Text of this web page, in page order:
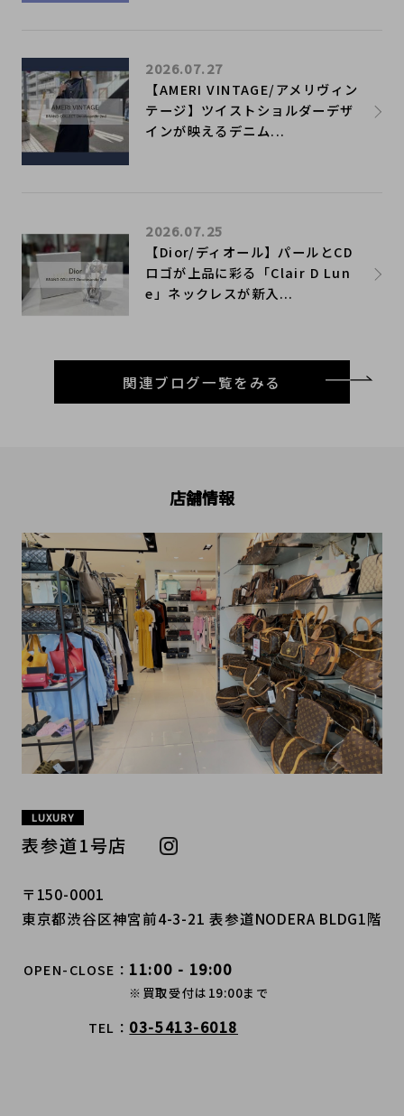
【AMERI VINTAGE/アメリヴィン
テージ】ツイストショルダーデザ
インが映えるデニム...
2026.07.27
【Dior/ディオール】パールとCD
ロゴが上品に彩る「Clair D Lun
e」ネックレスが新入...
2026.07.25
関連ブログ一覧をみる
店舗情報
LUXURY
表参道1号店
〒150-0001
東京都渋谷区神宮前4-3-21 表参道NODERA BLDG1階
OPEN-CLOSE 11:00 - 19:00
※買取受付は19:00まで
TEL 03-5413-6018